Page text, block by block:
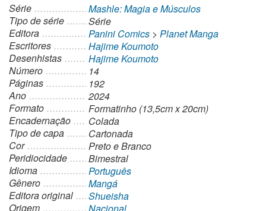
Série
Mashle: Magia e Músculos
Tipo de série
Série
Editora
Panini Comics > Planet Manga
Escritores
Hajime Koumoto
Desenhistas
Hajime Koumoto
Número
14
Páginas
192
Ano
2024
Formato
Formatinho (13,5cm x 20cm)
Encadernação
Colada
Tipo de capa
Cartonada
Cor
Preto e Branco
Peridiocidade
Bimestral
Idioma
Português
Gênero
Mangá
Editora original
Shueisha
Origem
Nacional